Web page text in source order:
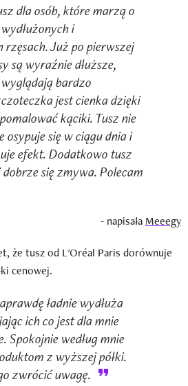
dla osób, które marzą o
i
rzęsach. Już po pierwszej
są wyraźnie dłuższe,
bardzo
jest cienka dzięki
kąciki. Tusz nie
osypuje się w ciągu dnia i
efekt. Dodatkowo tusz
się zmywa. Polecam
- napisała Meeegy
że tusz od L'Oréal Paris dorównuje
cenowej.
ładnie wydłuża
ich co jest dla mnie
Spokojnie według mnie
z wyższej półki.
zwrócić uwagę.